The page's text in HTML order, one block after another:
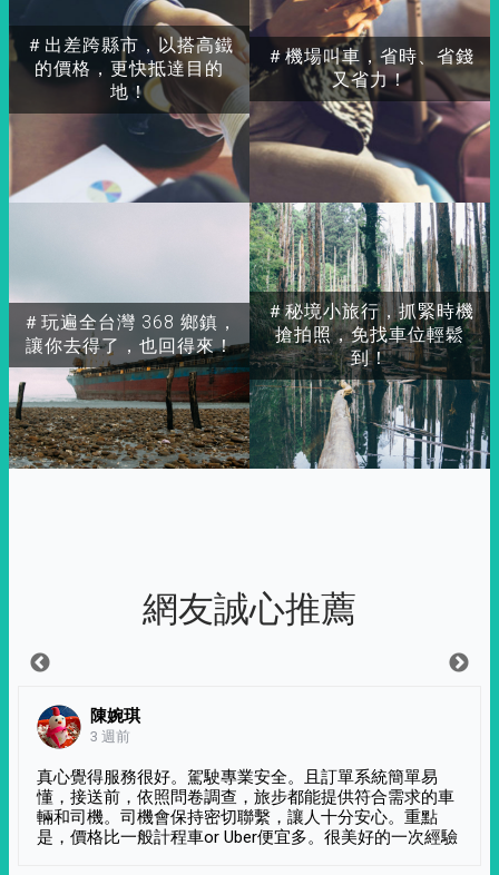
＃出差跨縣市，以搭高鐵
的價格，更快抵達目的
地！
＃玩遍全台灣 368 鄉鎮，
讓你去得了，也回得來！
＃秘境小旅行，抓緊時機
搶拍照，免找車位輕鬆
到！
＃機場叫車，省時、省錢
又省力！
網友誠心推薦
陳婉琪
3 週前
真心覺得服務很好。駕駛專業安全。且訂單系統簡單易
懂，接送前，依照問卷調查，旅步都能提供符合需求的車
輛和司機。司機會保持密切聯繫，讓人十分安心。重點
是，價格比一般計程車or Uber便宜多。很美好的一次經驗